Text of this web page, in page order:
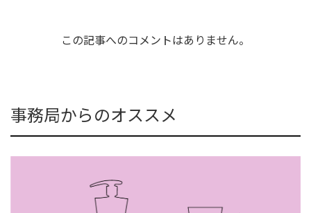
この記事へのコメントはありません。
事務局からのオススメ